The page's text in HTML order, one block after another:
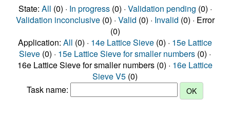
State: All (0) · In progress(0) · Validation pending (0) ·
Validation inconclusive(0) · Valid (0) · Invalid (0) · Error
(0)
Application: All (0) · 14e Lattice Sieve (0) · 15e Lattice
Sieve (0) · 15e Lattice Sieve for smaller numbers (0) ·
16e Lattice Sieve for smaller numbers (0) · 16e Lattice
Sieve V5 (0)
Task name: